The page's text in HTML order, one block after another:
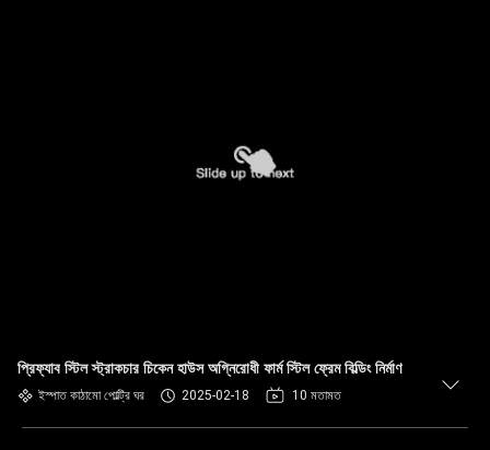
প্রিফ্যাব স্টিল স্ট্রাকচার চিকেন হাউস অগ্নিরোধী ফার্ম স্টিল ফ্রেম বিল্ডিং নির্মাণ
ইস্পাত কাঠামো পোল্ট্রি ঘর 2025-02-18 10 মতামত